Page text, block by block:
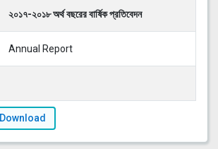
২০১৭-২০১৮ অর্থ বছরের বার্ষিক প্রতিবেদন
Annual Report
Download